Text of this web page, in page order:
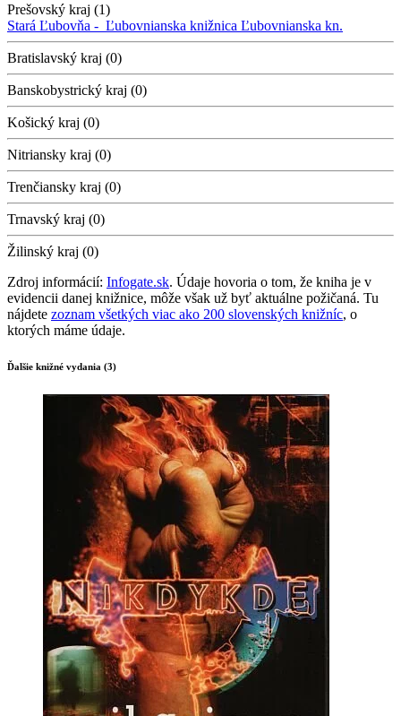
Prešovský kraj (1)
Stará Ľubovňa - Ľubovnianska knižnica Ľubovnianska kn.
Bratislavský kraj (0)
Banskobystrický kraj (0)
Košický kraj (0)
Nitriansky kraj (0)
Trenčiansky kraj (0)
Trnavský kraj (0)
Žilinský kraj (0)
Zdroj informácií: Infogate.sk. Údaje hovoria o tom, že kniha je v
evidencii danej knižnice, môže však už byť aktuálne požičaná. Tu
nájdete zoznam všetkých viac ako 200 slovenských knižníc, o
ktorých máme údaje.
Ďalšie knižné vydania (3)